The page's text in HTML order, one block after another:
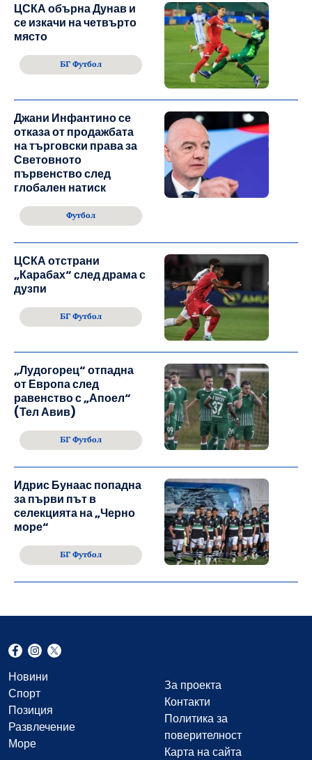
ЦСКА обърна Дунав и
се изкачи на четвърто
място
БГ Футбол
Джани Инфантино се
отказа от продажбата
на търговски права за
Световното
първенство след
глобален натиск
Футбол
ЦСКА отстрани
„Карабах“ след драма с
дузпи
БГ Футбол
„Лудогорец“ отпадна
от Европа след
равенство с „Апоел“
(Тел Авив)
БГ Футбол
Идрис Бунаас попадна
за първи път в
селекцията на „Черно
море“
БГ Футбол
Новини
Спорт
Позиция
Развлечение
Море
За проекта
Контакти
Политика за
поверителност
Карта на сайта